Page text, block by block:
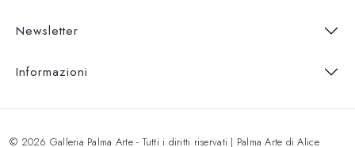
Newsletter
Informazioni
© 2026 Galleria Palma Arte - Tutti i diritti riservati | Palma Arte di Alice